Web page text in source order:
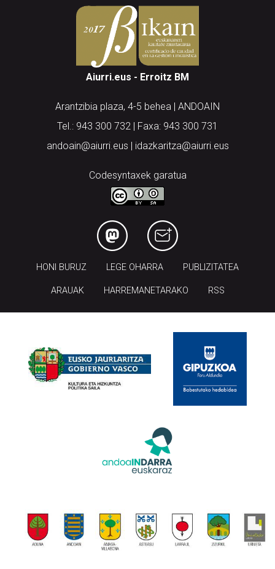
Aiurri.eus - Erroitz BM
Arantzibia plaza, 4-5 behea | ANDOAIN
Tel.: 943 300 732 | Faxa: 943 300 731
andoain@aiurri.eus | idazkaritza@aiurri.eus
Codesyntaxek garatua
HONI BURUZ LEGE OHARRA PUBLIZITATEA
ARAUAK HARREMANETARAKO RSS